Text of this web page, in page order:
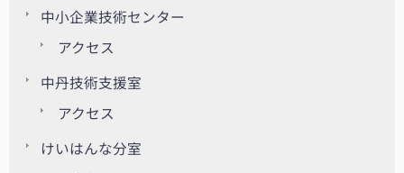
中小企業技術センター
アクセス
中丹技術支援室
アクセス
けいはんな分室